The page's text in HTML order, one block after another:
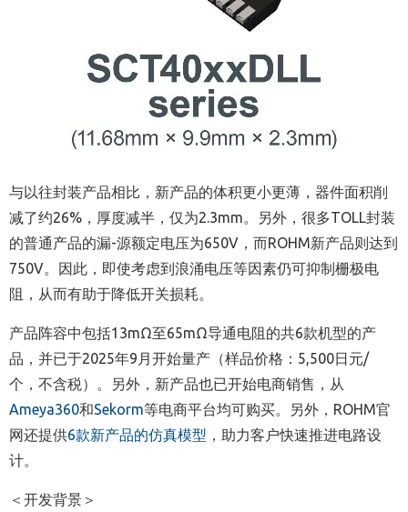
与以往封装产品相比，新产品的体积更小更薄，器件面积削
减了约26%，厚度减半，仅为2.3mm。另外，很多TOLL封装
的普通产品的漏-源额定电压为650V，而ROHM新产品则达到
750V。因此，即使考虑到浪涌电压等因素仍可抑制栅极电
阻，从而有助于降低开关损耗。
产品阵容中包括13mΩ至65mΩ导通电阻的共6款机型的产
品，并已于2025年9月开始量产（样品价格：5,500日元/
个，不含税）。另外，新产品也已开始电商销售，从
Ameya360和Sekorm等电商平台均可购买。另外，ROHM官
网还提供6款新产品的仿真模型 ，助力客户快速推进电路设
计。
＜开发背景＞